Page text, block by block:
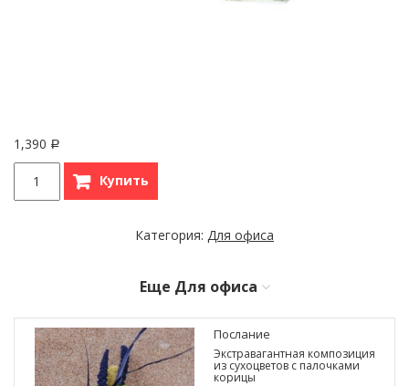
1,390 Р
Купить
Категория: Для офиса
Еще Для офиса
Послание
Экстравагантная композиция
из сухоцветов с палочками
корицы